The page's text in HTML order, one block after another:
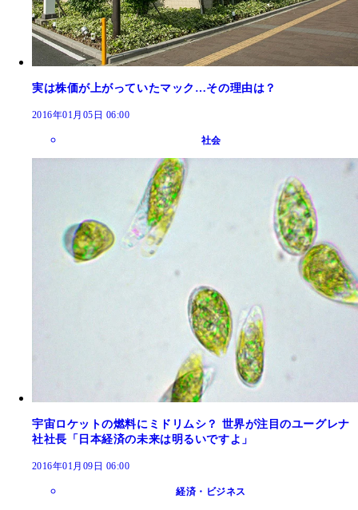
実は株価が上がっていたマック…その理由は？
2016年01月05日 06:00
社会
宇宙ロケットの燃料にミドリムシ？ 世界が注目のユーグレナ
社社長「日本経済の未来は明るいですよ」
2016年01月09日 06:00
経済・ビジネス